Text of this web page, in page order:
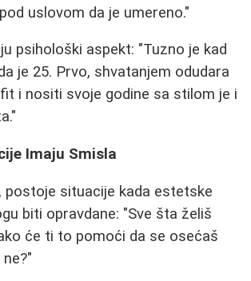
uslovom da je umereno."
psihološki aspekt: "Tuzno je kad
je 25. Prvo, shvatanjem odudara
i nositi svoje godine sa stilom je i
Imaju Smisla
postoje situacije kada estetske
biti opravdane: "Sve šta želiš
će ti to pomoći da se osećaš